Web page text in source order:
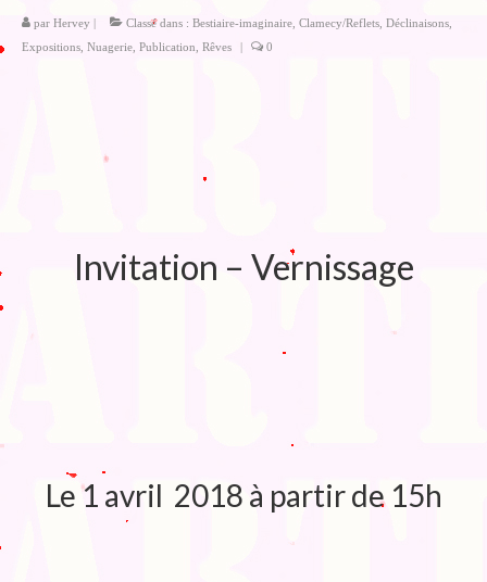
Déclinaisons
Edition de Cartes postales.
par Hervey | Classé dans : Bestiaire-imaginaire Clamecy/Reflets Déclinaisons
Expositions Nuagerie Publication Rêves | 0
Invitation – Vernissage
Le 1 avril 2018 à partir de 15h